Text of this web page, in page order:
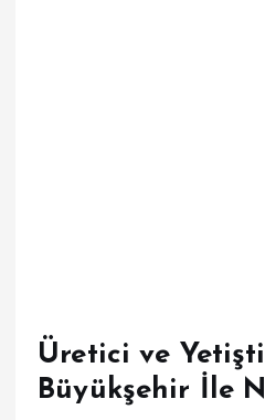
Üretici ve
Büyükşehir İle